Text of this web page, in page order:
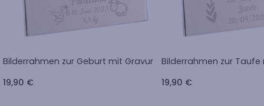
Bilderrahmen zur Geburt mit Gravur
19,90 €
Bilderrahmen zur Taufe
19,90 €